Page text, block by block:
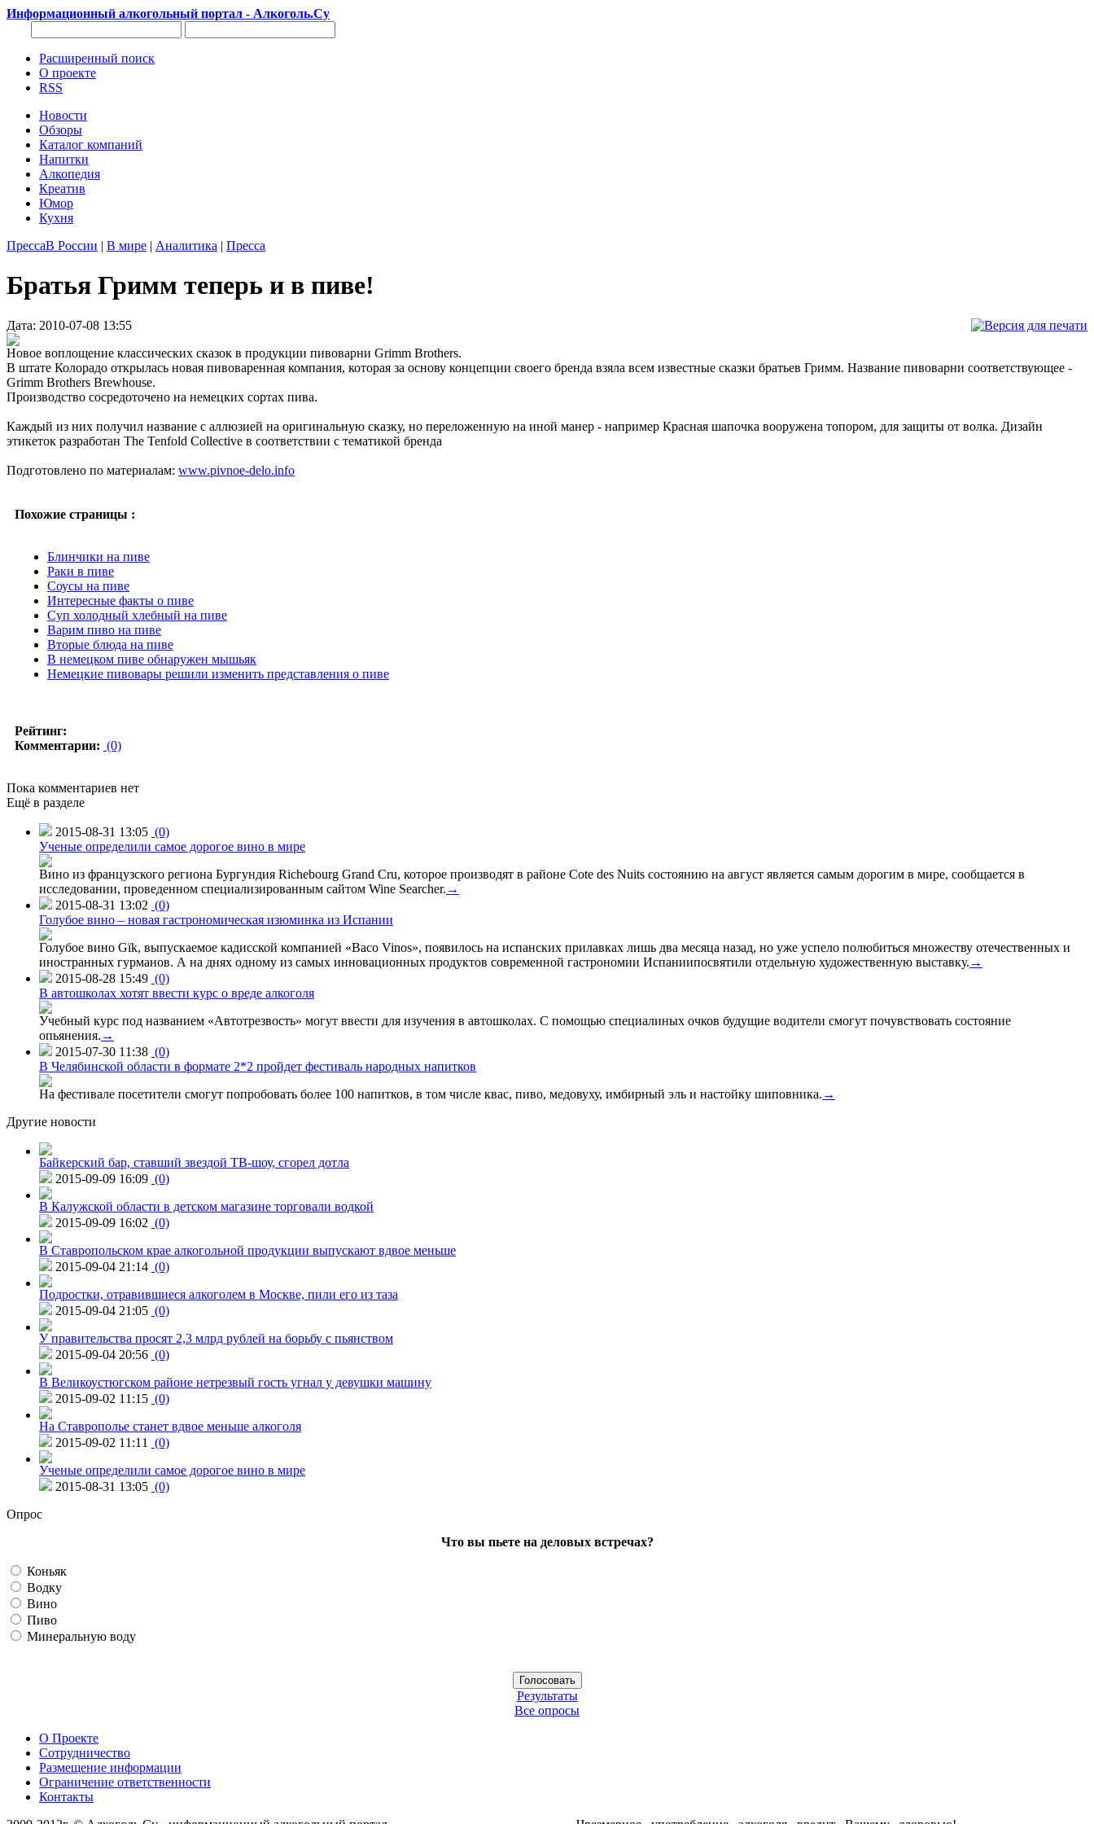
Информационный алкогольный портал - Алкоголь.Су
Расширенный поиск
О проекте
RSS
Новости
Обзоры
Каталог компаний
Напитки
Алкопедия
Креатив
Юмор
Кухня
ПрессаВ России | В мире | Аналитика | Пресса
Братья Гримм теперь и в пиве!
Дата: 2010-07-08 13:55
Новое воплощение классических сказок в продукции пивоварни Grimm Brothers.
В штате Колорадо открылась новая пивоваренная компания, которая за основу концепции своего бренда взяла всем известные сказки братьев Гримм. Название пивоварни соответствующее -
Grimm Brothers Brewhouse.
Производство сосредоточено на немецких сортах пива.
Каждый из них получил название с аллюзией на оригинальную сказку, но переложенную на иной манер - например Красная шапочка вооружена топором, для защиты от волка. Дизайн
этикеток разработан The Tenfold Collective в соответствии с тематикой бренда
Подготовлено по материалам: www.pivnoe-delo.info
Похожие страницы :
Блинчики на пиве
Раки в пиве
Соусы на пиве
Интересные факты о пиве
Суп холодный хлебный на пиве
Варим пиво на пиве
Вторые блюда на пиве
В немецком пиве обнаружен мышьяк
Немецкие пивовары решили изменить представления о пиве
Рейтинг:
Комментарии: (0)
Пока комментариев нет
Ещё в разделе
2015-08-31 13:05 (0)
Ученые определили самое дорогое вино в мире
Вино из французского региона Бургундия Richebourg Grand Cru, которое производят в районе Cote des Nuits состоянию на август является самым дорогим в мире, сообщается в
исследовании, проведенном специализированным сайтом Wine Searcher. →
2015-08-31 13:02 (0)
Голубое вино – новая гастрономическая изюминка из Испании
Голубое вино Gïk, выпускаемое кадисской компанией «Baco Vinos», появилось на испанских прилавках лишь два месяца назад, но уже успело полюбиться множеству отечественных и
иностранных гурманов. А на днях одному из самых инновационных продуктов современной гастрономии Испаниипосвятили отдельную художественную выставку. →
2015-08-28 15:49 (0)
В автошколах хотят ввести курс о вреде алкоголя
Учебный курс под названием «Автотрезвость» могут ввести для изучения в автошколах. С помощью специалиных очков будущие водители смогут почувствовать состояние
опьянения. →
2015-07-30 11:38 (0)
В Челябинской области в формате 2*2 пройдет фестиваль народных напитков
На фестивале посетители смогут попробовать более 100 напитков, в том числе квас, пиво, медовуху, имбирный эль и настойку шиповника. →
Другие новости
Байкерский бар, ставший звездой ТВ-шоу, сгорел дотла
2015-09-09 16:09 (0)
В Калужской области в детском магазине торговали водкой
2015-09-09 16:02 (0)
В Ставропольском крае алкогольной продукции выпускают вдвое меньше
2015-09-04 21:14 (0)
Подростки, отравившиеся алкоголем в Москве, пили его из таза
2015-09-04 21:05 (0)
У правительства просят 2,3 млрд рублей на борьбу с пьянством
2015-09-04 20:56 (0)
В Великоустюгском районе нетрезвый гость угнал у девушки машину
2015-09-02 11:15 (0)
На Ставрополье станет вдвое меньше алкоголя
2015-09-02 11:11
(0)
Ученые определили самое дорогое вино в мире
2015-08-31 13:05 (0)
Опрос
Что вы пьете на деловых встречах?
Коньяк
Водку
Вино
Пиво
Минеральную воду
Результаты
Все опросы
О Проекте
Сотрудничество
Размещение информации
Ограничение ответственности
Контакты